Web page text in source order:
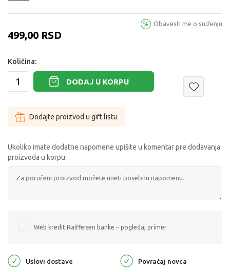
499,00 RSD
Obavesti me o sniženju
Količina:
DODAJ U KORPU
Dodajte proizvod u gift listu
Ukoliko imate dodatne napomene upišite u komentar pre dodavanja
proizvoda u korpu:
Web kredit Raiffeisen banke – pogledaj primer
Uslovi dostave Povraćaj novca